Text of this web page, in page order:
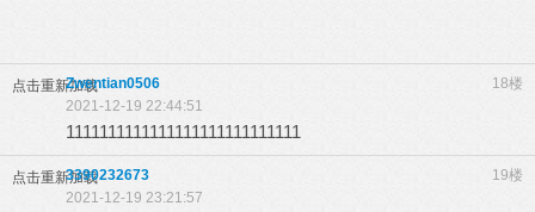
点击重新加载 18楼
Zwentian0506
2021-12-19 22:44:51
1111111111111111111111111111
点击重新加载 19楼
3390232673
2021-12-19 23:21:57